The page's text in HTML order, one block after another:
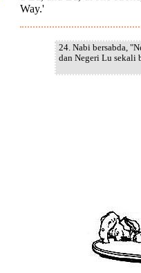
Way.'
24. Nabi bersabda,
dan Negeri Lu sekali